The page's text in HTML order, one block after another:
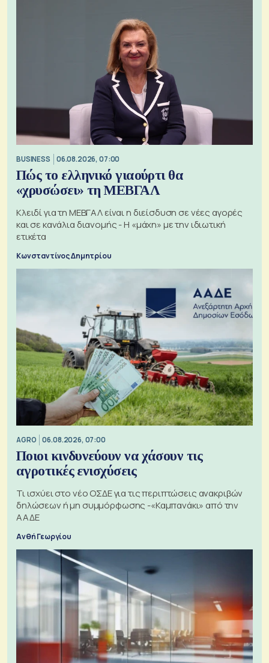
BUSINESS 06.08.2026, 07:00
Πώς το ελληνικό γιαούρτι θα
«χρυσώσει» τη ΜΕΒΓΑΛ
Κλειδί για τη ΜΕΒΓΑΛ είναι η διείσδυση σε νέες αγορές
και σε κανάλια διανομής - Η «μάχη» με την ιδιωτική
ετικέτα
Κωνσταντίνος Δημητρίου
AGRO 06.08.2026, 07:00
Ποιοι κινδυνεύουν να χάσουν τις
αγροτικές ενισχύσεις
Τι ισχύει στο νέο ΟΣΔΕ για τις περιπτώσεις ανακριβών
δηλώσεων ή μη συμμόρφωσης -«Καμπανάκι» από την
ΑΑΔΕ
Ανθή Γεωργίου